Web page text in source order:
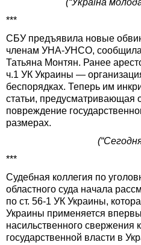
(“Україна
***
СБУ предъявила новые
членам УНА-УНСО,
Татьяна Монтян. Ранее
ч.1 УК Украины —
беспорядках. Теперь им
статьи, предусматривающая
повреждение
размерах.
***
Судебная коллегия по
областного суда начала
по ст. 56-1 УК Украины,
Украины применяется
насильственного свержения
государственной власти в